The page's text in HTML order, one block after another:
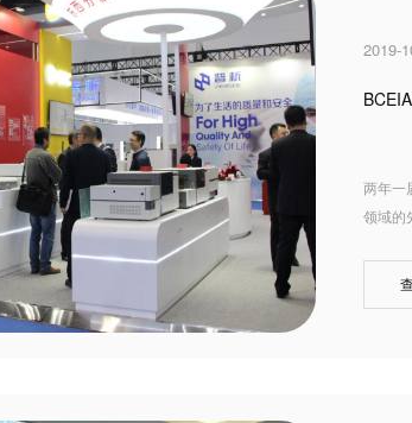
2019-
两年一
领域的